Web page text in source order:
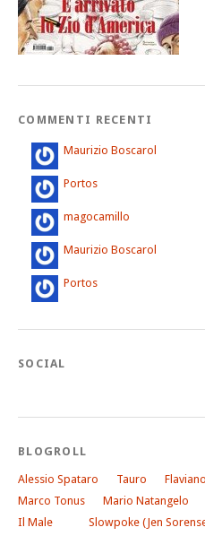
COMMENTI RECENTI
Maurizio Boscarol
Portos
magocamillo
Maurizio Boscarol
Portos
SOCIAL
BLOGROLL
Alessio Spataro Tauro
Marco Tonus
Mario Natangelo
Il Male
Slowpoke (Jen